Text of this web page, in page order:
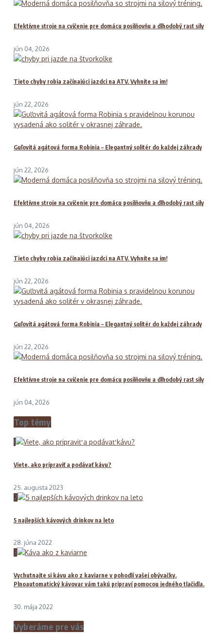
Efektívne stroje na cvičenie pre domácu posilňovňu a dlhodobý rast sily
jún 04, 2026
Tieto chyby robia začínajúci jazdci na ATV. Vyhnite sa im!
jún 22, 2026
Guľovitá agátová forma Robinia – Elegantný solitér do každej záhrady
jún 22, 2026
Efektívne stroje na cvičenie pre domácu posilňovňu a dlhodobý rast sily
jún 04, 2026
Tieto chyby robia začínajúci jazdci na ATV. Vyhnite sa im!
jún 22, 2026
Guľovitá agátová forma Robinia – Elegantný solitér do každej záhrady
jún 22, 2026
Efektívne stroje na cvičenie pre domácu posilňovňu a dlhodobý rast sily
jún 04, 2026
Top témy
1
Viete, ako pripraviť a podávať kávu?
25. augusta 2023
2
5 najlepších kávových drinkov na leto
28. júna 2022
3
Vychutnajte si kávu ako z kaviarne v pohodlí vašej obývačky.
Plnoautomatický kávovar vám takú pripraví pomocou jedného tlačidla.
30. mája 2022
Vyberáme pre vás